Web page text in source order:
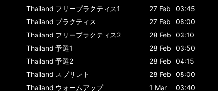
Thailand フリープラクティス1 27 Feb
03:45
Thailand プラクティス 27 Feb
08:00
Thailand フリープラクティス2 28 Feb 03:10
Thailand 予選1 28 Feb 03:50
Thailand 予選2 28 Feb 04:15
Thailand スプリント 28 Feb 08:00
Thailand ウォームアップ 1 Mar
03:40